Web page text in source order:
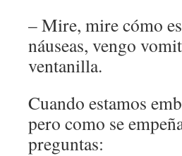
– Mire, mire cómo
náuseas, vengo
ventanilla.
Cuando estamos
pero como se
preguntas: